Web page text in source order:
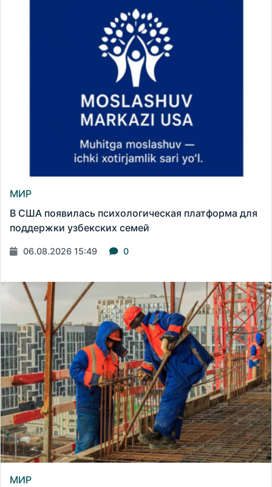
МИР
В США появилась психологическая платформа для
поддержки узбекских семей
06.08.2026 15:49 0
МИР